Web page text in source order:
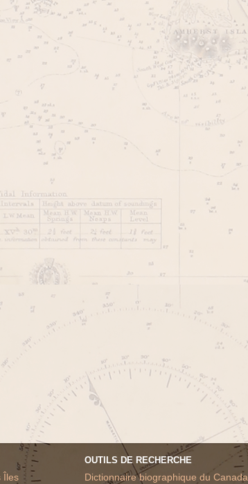
Îles
OUTILS DE RECHERCHE
Dictionnaire biographique du Canada